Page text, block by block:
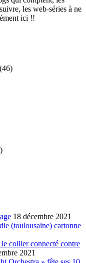
les web-séries à ne
ici !!
(46)
18 décembre 2021
(toulousaine) cartonne
collier connecté contre
2021